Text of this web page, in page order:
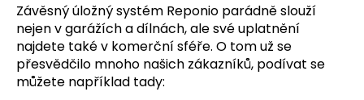
Závěsný úložný systém Reponio parádně slouží
nejen v garážích a dílnách, ale své uplatnění
najdete také v komerční sféře. O tom už se
přesvědčilo mnoho našich zákazníků, podívat se
můžete například tady: